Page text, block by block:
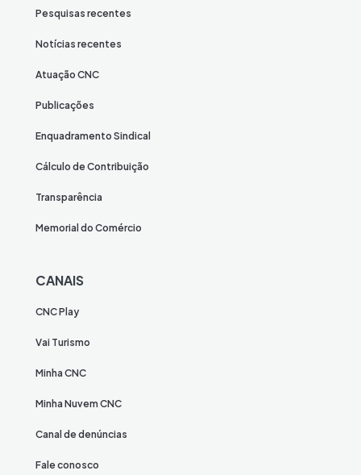
Pesquisas recentes
Notícias recentes
Atuação CNC
Publicações
Enquadramento Sindical
Cálculo de Contribuição
Transparência
Memorial do Comércio
CANAIS
CNC Play
Vai Turismo
Minha CNC
Minha Nuvem CNC
Canal de denúncias
Fale conosco